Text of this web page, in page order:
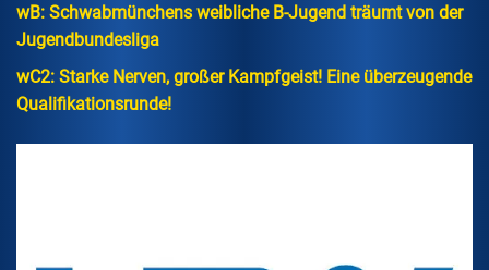
wB: Schwabmünchens weibliche B-Jugend träumt von der
Jugendbundesliga
wC2: Starke Nerven, großer Kampfgeist! Eine überzeugende
Qualifikationsrunde!